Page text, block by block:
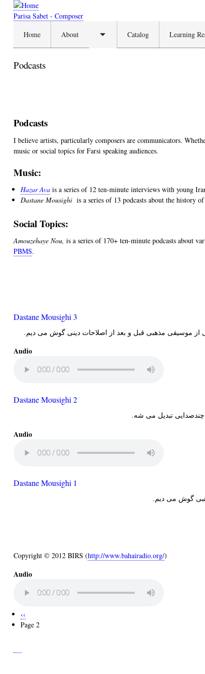
Parisa Sabet - Composer
Home
About
Toggle
submenu
Catalog Learning
Podcasts
Podcasts
I believe artists, particularly composers are communicators.
music or social topics for Farsi speaking audiences.
Music:
Hazar Ava is a series of 12 ten-minute interviews with young
Dastane Mousighi is a series of 13 podcasts about the history
Social Topics:
Amouzehaye Nou, is a series of 170+ ten-minute podcasts about
PBMS.
Dastane Mousighi 3
از موسیقی مذهبی قبل و بعد از اصلاحات دینی گوش می دیم.
Audio
Dastane Mousighi 2
تبدیل می شه.
Audio
Dastane Mousighi 1
گوش می دیم.
Copyright © 2012 BIRS (http://www.bahairadio.org/)
Audio
Pagination
Previous
page
‹‹
Page 2